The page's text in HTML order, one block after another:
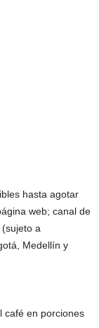
hasta agotar
web; canal de
a
Medellín y
café en porciones